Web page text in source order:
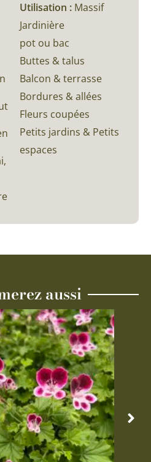
Utilisation : Massif
Jardinière
pot ou bac
Buttes & talus
Balcon & terrasse
Bordures & allées
Fleurs coupées
Petits jardins & Petits
espaces
aussi